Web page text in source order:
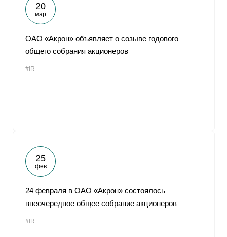
20
мар
ОАО «Акрон» объявляет о созыве годового
общего собрания акционеров
#IR
25
фев
24 февраля в ОАО «Акрон» состоялось
внеочередное общее собрание акционеров
#IR